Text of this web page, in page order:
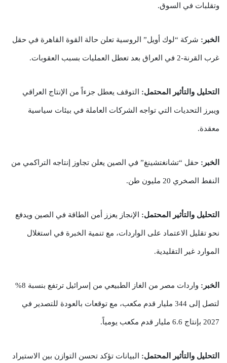
وتقلبات في السوق.
الخبر: شركة “لوك أويل” الروسية تعلن حالة القوة القاهرة في حقل
غرب القرنة-2 في العراق بعد تعطل العمليات بسبب العقوبات.
التحليل والتأثير المحتمل: التوقف يعطل جزءاً من الإنتاج العراقي
ويبرز التحديات التي تواجه الشركات العاملة في بيئات سياسية
معقدة.
الخبر: حقل “تشانغتشينغ” في الصين يعلن تجاوز إنتاجه التراكمي من
النفط الصخري 20 مليون طن.
التحليل والتأثير المحتمل: الإنجاز يعزز أمن الطاقة في الصين ويدفع
نحو تقليل الاعتماد على الواردات، مع تنمية الخبرة في استغلال
الموارد غير التقليدية.
الخبر: واردات مصر من الغاز الطبيعي من إسرائيل ترتفع بنسبة 8%
لتصل إلى 344 مليار قدم مكعب، مع توقعات بالعودة للتصدير في
2027 بإنتاج 6.6 مليار قدم مكعب يومياً.
التحليل والتأثير المحتمل: البيانات تؤكد تحسن التوازن بين الاستيراد